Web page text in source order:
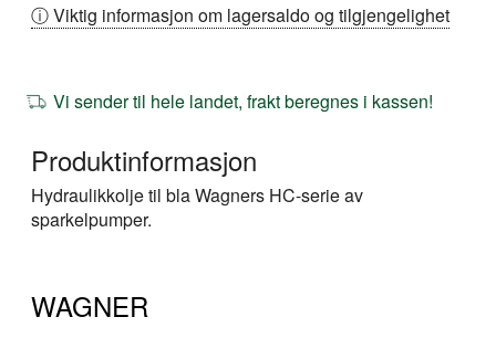
ⓘ Viktig informasjon om lagersaldo og tilgjengelighet
Vi sender til hele landet, frakt beregnes i kassen!
Produktinformasjon
Hydraulikkolje til bla Wagners HC-serie av
sparkelpumper.
WAGNER